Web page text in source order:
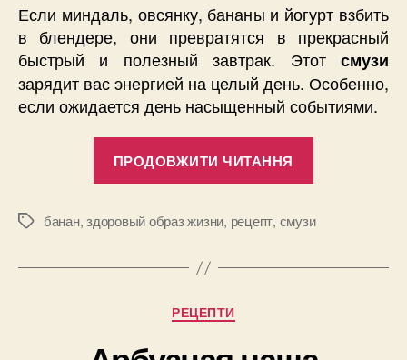
Если миндаль, овсянку, бананы и йогурт взбить
в блендере, они превратятся в прекрасный
быстрый и полезный завтрак. Этот смузи
зарядит вас энергией на целый день. Особенно,
если ожидается день насыщенный событиями.
ПРОДОВЖИТИ ЧИТАННЯ
смузи”
Позначки
банан,здоровый образ жизни, рецепт, смузи
Категорії
РЕЦЕПТИ